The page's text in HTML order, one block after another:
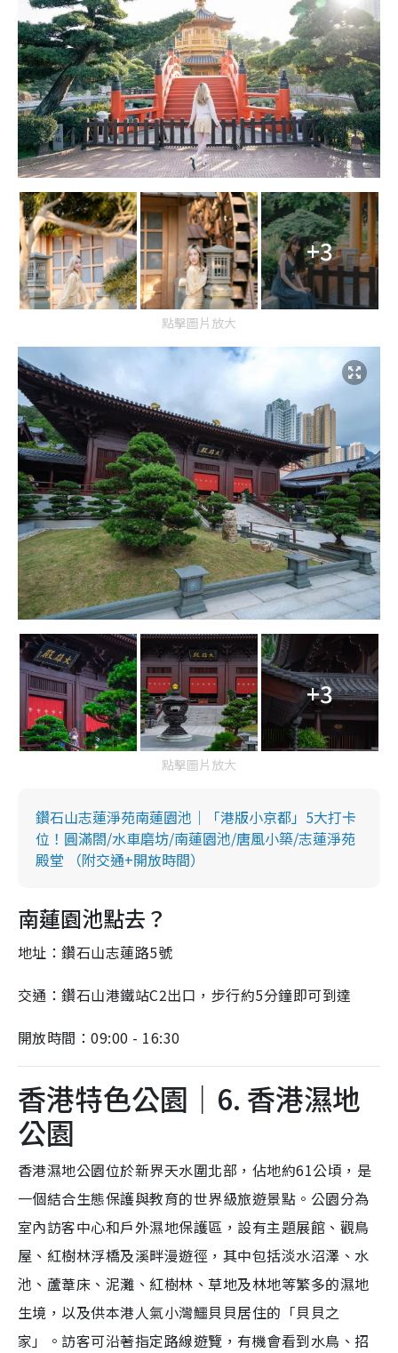
+3
點擊圖片放大
+3
點擊圖片放大
鑽石山志蓮淨苑南蓮園池｜「港版小京都」5大打卡
位！圓滿閤/水車磨坊/南蓮園池/唐風小築/志蓮淨苑
殿堂 （附交通+開放時間）
南蓮園池點去？
地址：鑽石山志蓮路5號
交通：鑽石山港鐵站C2出口，步行約5分鐘即可到達
開放時間：09:00 - 16:30
香港特色公園｜6. 香港濕地
公園
香港濕地公園位於新界天水圍北部，佔地約61公頃，是
一個結合生態保護與教育的世界級旅遊景點。公園分為
室內訪客中心和戶外濕地保護區，設有主題展館、觀鳥
屋、紅樹林浮橋及溪畔漫遊徑，其中包括淡水沼澤、水
池、蘆葦床、泥灘、紅樹林、草地及林地等繁多的濕地
生境，以及供本港人氣小灣鱷貝貝居住的「貝貝之
家」。訪客可沿著指定路線遊覽，有機會看到水鳥、招